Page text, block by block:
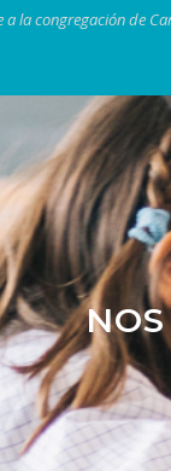
a la congregación de